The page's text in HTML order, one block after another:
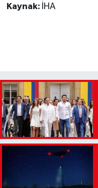
Kaynak: İHA